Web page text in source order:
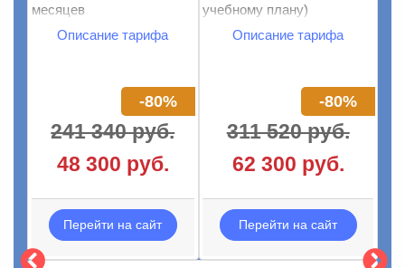
месяцев
Программа обучения
Без проверки
Доступ к
занятиям в записи
Сертификат об
Описание тарифа
-80%
241 340 руб.
48 300 руб.
Перейти на сайт
учебному плану)
Программа обучения
Диплом,
соответствующий
государственным
Профессиональный
куратор на связи
Описание тарифа
-80%
311 520 руб.
62 300 руб.
Перейти на сайт